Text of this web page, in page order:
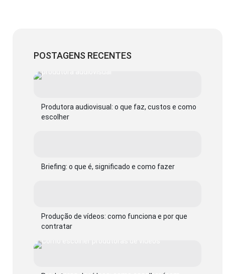
POSTAGENS RECENTES
Produtora audiovisual: o que faz, custos e como
escolher
Briefing: o que é, significado e como fazer
Produção de vídeos: como funciona e por que
contratar